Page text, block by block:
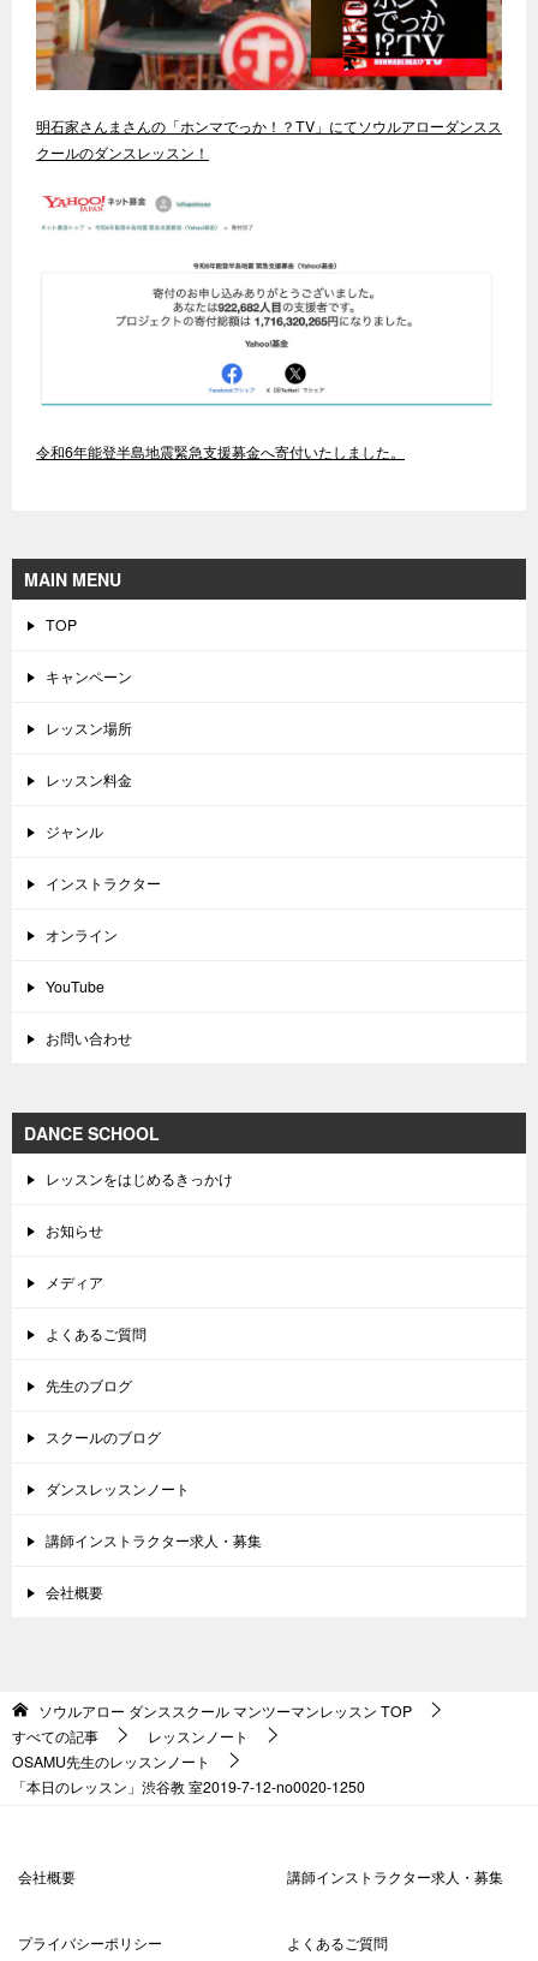
明石家さんまさんの「ホンマでっか！？TV」にてソウルアローダンスス
クールのダンスレッスン！
令和6年能登半島地震緊急支援募金へ寄付いたしました。
MAIN MENU
TOP
キャンペーン
レッスン場所
レッスン料金
ジャンル
インストラクター
オンライン
YouTube
お問い合わせ
DANCE SCHOOL
レッスンをはじめるきっかけ
お知らせ
メディア
よくあるご質問
先生のブログ
スクールのブログ
ダンスレッスンノート
講師インストラクター求人・募集
会社概要
ソウルアロー ダンススクール マンツーマンレッスン TOP
すべての記事
レッスンノート
OSAMU先生のレッスンノート
「本日のレッスン」渋谷教 室2019-7-12-no0020-1250
会社概要 講師インストラクター求人・募集
プライバシーポリシー よくあるご質問